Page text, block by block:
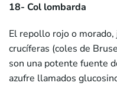
18- Col lombarda
El repollo rojo o
crucíferas (coles de
son una potente fuente
azufre llamados